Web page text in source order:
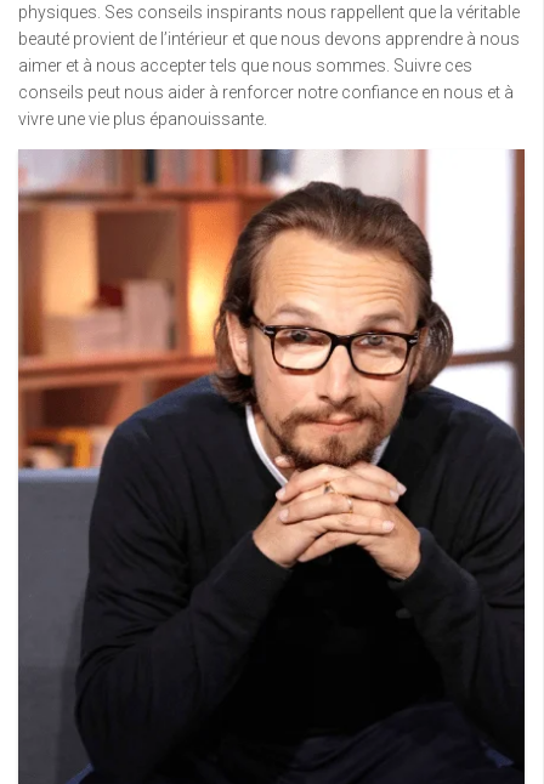
physiques. Ses conseils inspirants nous rappellent que la véritable
beauté provient de l’intérieur et que nous devons apprendre à nous
aimer et à nous accepter tels que nous sommes. Suivre ces
conseils peut nous aider à renforcer notre confiance en nous et à
vivre une vie plus épanouissante.